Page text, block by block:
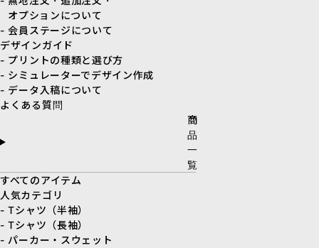
オプションについて
- 会員ステージについて
デザインガイド
- プリントの種類と選び方
- シミュレーターでデザイン作成
- データ入稿について
よくある質問
商
品
一
覧
すべてのアイテム
人気カテゴリ
- Tシャツ（半袖）
- Tシャツ（長袖）
- パーカー・スウェット